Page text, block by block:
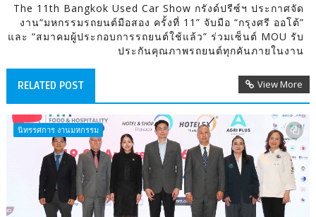
The 11th Bangkok Used Car Show กรังด์ปรีซ์ฯ ประกาศจัด
งาน“มหกรรมรถยนต์มือสอง ครั้งที่ 11” จับมือ “กรุงศรี ออโต้”
และ “สมาคมผู้ประกอบการรถยนต์ใช้แล้ว” ร่วมเซ็นต์ MOU รับ
ประกันคุณภาพรถยนต์ทุกคันภายในงาน
RELATED POST View More
นิทรรศการ งานมหกรรม